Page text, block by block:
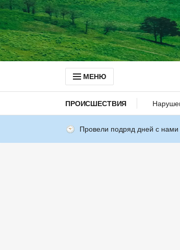
МЕНЮ
ПРОИСШЕСТВИЯ
Провели подряд дней с нами